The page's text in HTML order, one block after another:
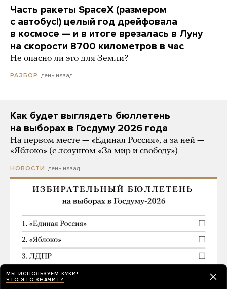
Часть ракеты SpaceX (размером
с автобус!) целый год дрейфовала
в космосе — и в итоге врезалась в Луну
на скорости 8700 километров в час
Не опасно ли это для Земли?
РАЗБОР день назад
Как будет выглядеть бюллетень
на выборах в Госдуму 2026 года
На первом месте — «Единая Россия», а за ней —
«Яблоко» (с лозунгом «За мир и свободу»)
НОВОСТИ день назад
МЫ ИСПОЛЬЗУЕМ КУКИ!
ЧТО ЭТО ЗНАЧИТ?